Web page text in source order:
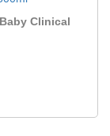
Clinical